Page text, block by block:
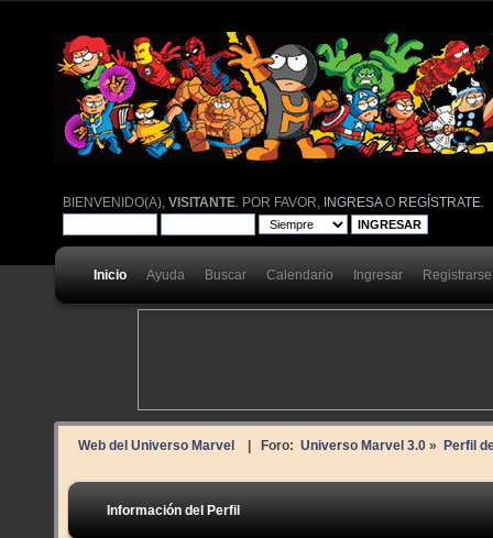
BIENVENIDO(A),VISITANTE . POR FAVOR, INGRESAO REGÍSTRATE
Inicio Ayuda Buscar Calendario Ingresar Registrarse
Web del Universo Marvel | Foro: Universo Marvel 3.0» Perfil
Información del Perfil